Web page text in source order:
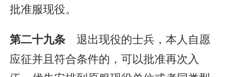
批准服现役。
第二十九条 退出现役的士兵，本人自愿
应征并且符合条件的，可以批准再次入